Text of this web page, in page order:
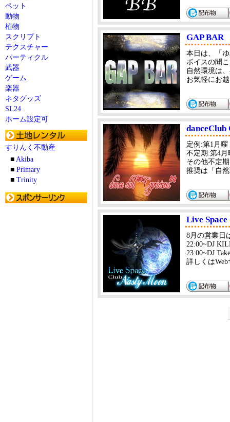
ペット
動物
植物
スクリプト
テクスチャー
パーティクル
武器
ゲーム
楽器
ネタグッズ
SL24
ホーム設定可
すりんく不動産
■ Akiba
■ Primary
■ Trinity
GAP BAR
本日は、「
ボイスの聞
自然環境は
お気軽にお越
danceClub
定例:第1月
不定期:第4
その他不定
推奨は「自
Live
8月の営業日
22:00~DJ
23:00~DJ
詳しくは